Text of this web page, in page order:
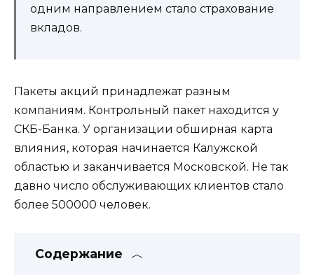
одним направлением стало страхование
вкладов.
Пакеты акций принадлежат разным
компаниям. Контрольный пакет находится у
СКБ-Банка. У организации обширная карта
влияния, которая начинается Калужской
областью и заканчивается Московской. Не так
давно число обслуживающих клиентов стало
более 500000 человек.
Содержание